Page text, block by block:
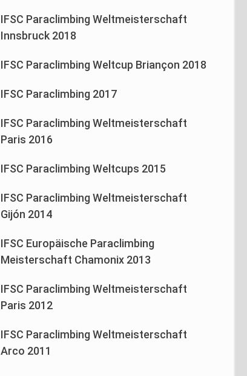
IFSC Paraclimbing Weltmeisterschaft
Innsbruck 2018
IFSC Paraclimbing Weltcup Briançon 2018
IFSC Paraclimbing 2017
IFSC Paraclimbing Weltmeisterschaft
Paris 2016
IFSC Paraclimbing Weltcups 2015
IFSC Paraclimbing Weltmeisterschaft
Gijón 2014
IFSC Europäische Paraclimbing
Meisterschaft Chamonix 2013
IFSC Paraclimbing Weltmeisterschaft
Paris 2012
IFSC Paraclimbing Weltmeisterschaft
Arco 2011